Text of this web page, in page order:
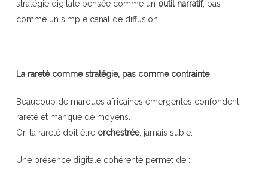
stratégie digitale pensée comme un outil narratif, pas
comme un simple canal de diffusion.
La rareté comme stratégie, pas comme contrainte
Beaucoup de marques africaines émergentes confondent
rareté et manque de moyens.
Or, la rareté doit être orchestrée, jamais subie.
Une présence digitale cohérente permet de :